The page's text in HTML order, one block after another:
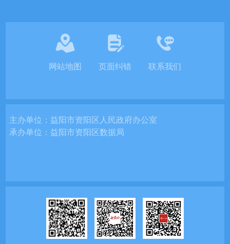
网站地图 页面纠错 联系我们
主办单位：益阳市资阳区人民政府办公室
承办单位：益阳市资阳区数据局